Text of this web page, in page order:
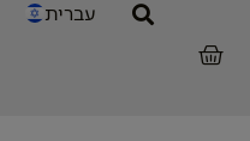
עברית